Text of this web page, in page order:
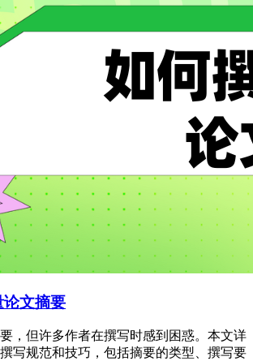
文摘要
，但许多作者在撰写时感到困惑。本文详
写规范和技巧，包括摘要的类型、撰写要